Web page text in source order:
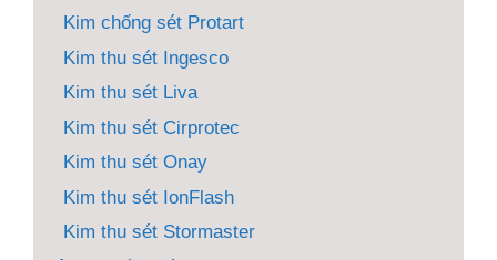
Kim chống sét Protart
Kim thu sét Ingesco
Kim thu sét Liva
Kim thu sét Cirprotec
Kim thu sét Onay
Kim thu sét IonFlash
Kim thu sét Stormaster